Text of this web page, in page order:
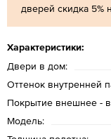
дверей скидка 5%
Характеристики:
Двери в дом:
Оттенок внутренней
Покрытие внешнее -
Модель: